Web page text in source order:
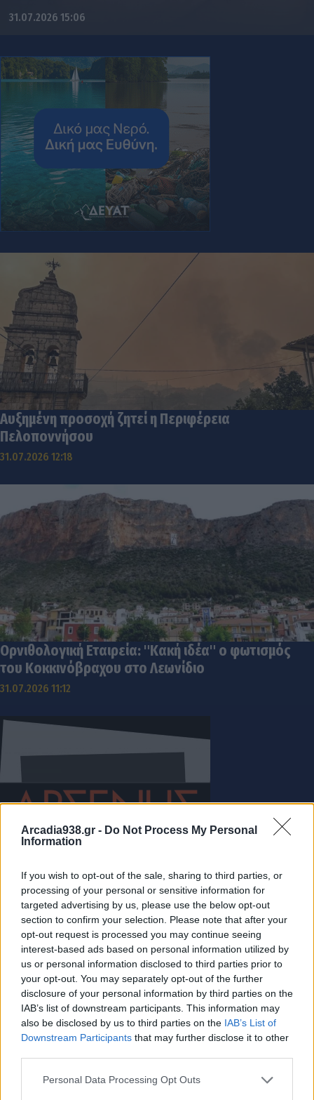
Arcadia938.gr - Do Not Process My Personal
Information
If you wish to opt-out of the sale, sharing to third parties, or
processing of your personal or sensitive information for
targeted advertising by us, please use the below opt-out
section to confirm your selection. Please note that after your
opt-out request is processed you may continue seeing
interest-based ads based on personal information utilized by
us or personal information disclosed to third parties prior to
your opt-out. You may separately opt-out of the further
disclosure of your personal information by third parties on the
IAB’s list of downstream participants. This information may
also be disclosed by us to third parties on the IAB’s List of
Downstream Participants that may further disclose it to other
Personal Data Processing Opt Outs
31.07.2026 15:06
Αυξημένη προσοχή ζητεί η Περιφέρεια
Πελοποννήσου
31.07.2026 12:18
Ορνιθολογική Εταιρεία: "Κακή ιδέα" ο φωτισμός
του Κοκκινόβραχου στο Λεωνίδιο
31.07.2026 11:12
Νέα Πελοπόννησος: Ο «Μητσοτακισμός» διαλύει